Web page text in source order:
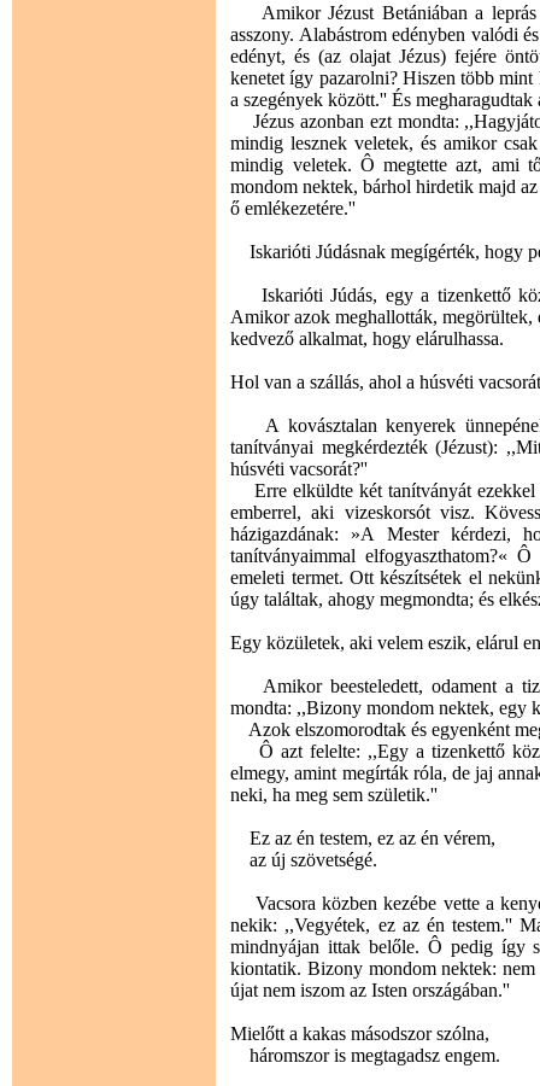
Amikor Jézust Betániában a leprás
asszony. Alabástrom edényben valódi
edényt, és (az olajat Jézus) fejére
kenetet így pazarolni? Hiszen több mint
a szegények között.'' És megharagudtak
Jézus azonban ezt mondta:
mindig lesznek veletek, és amikor
mindig veletek. Ô megtette azt, ami
mondom nektek, bárhol hirdetik majd
ő emlékezetére.''
Iskarióti Júdásnak megígérték, hogy
Iskarióti Júdás, egy a tizenkettő
Amikor azok meghallották, megörültek,
kedvező alkalmat, hogy elárulhassa.
Hol van a szállás, ahol a húsvéti
A kovásztalan kenyerek
tanítványai megkérdezték (Jézust):
húsvéti vacsorát?''
Erre elküldte két tanítványát ezekkel
emberrel, aki vizeskorsót visz.
házigazdának: »A Mester kérdezi,
tanítványaimmal elfogyaszthatom?«
emeleti termet. Ott készítsétek el
úgy találtak, ahogy megmondta; és
Egy közületek, aki velem eszik, elárul
Amikor beesteledett, odament a
mondta: ,,Bizony mondom nektek, egy
Azok elszomorodtak és egyenként
Ô azt felelte: ,,Egy a tizenkettő
elmegy, amint megírták róla, de jaj
neki, ha meg sem születik.''
Ez az én testem, ez az én vérem,
az új szövetségé.
Vacsora közben kezébe vette a
nekik: ,,Vegyétek, ez az én testem.''
mindnyájan ittak belőle. Ô pedig így
kiontatik. Bizony mondom nektek:
újat nem iszom az Isten országában.''
Mielőtt a kakas másodszor szólna,
háromszor is megtagadsz engem.